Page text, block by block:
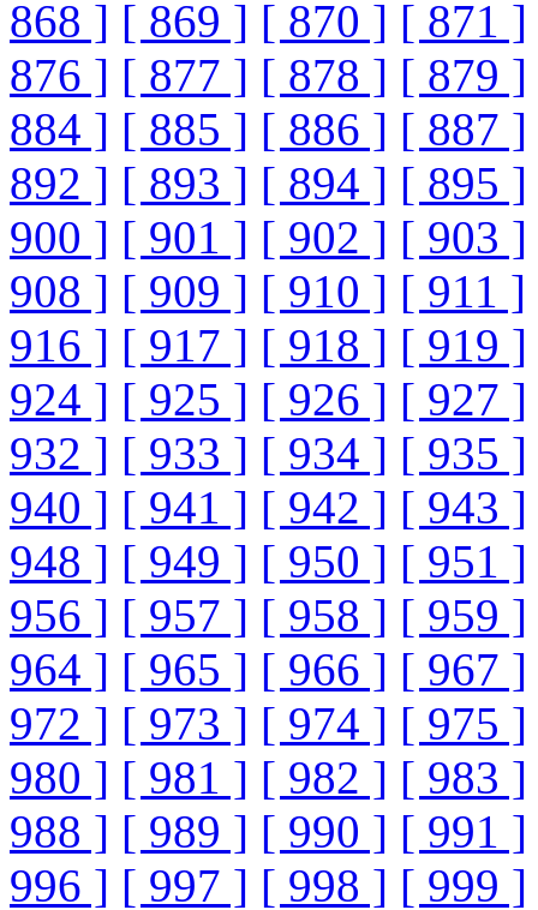
868 ] [ 869 ] [ 870 ] [ 871 ]
876 ] [ 877 ] [ 878 ] [ 879 ]
884 ] [ 885 ] [ 886 ] [ 887 ]
892 ] [ 893 ] [ 894 ] [ 895 ]
900 ] [ 901 ] [ 902 ] [ 903 ]
908 ] [ 909 ] [ 910 ] [ 911 ]
916 ] [ 917 ] [ 918 ] [ 919 ]
924 ] [ 925 ] [ 926 ] [ 927 ]
932 ] [ 933 ] [ 934 ] [ 935 ]
940 ] [ 941 ] [ 942 ] [ 943 ]
948 ] [ 949 ] [ 950 ] [ 951 ]
956 ] [ 957 ] [ 958 ] [ 959 ]
964 ] [ 965 ] [ 966 ] [ 967 ]
972 ] [ 973 ] [ 974 ] [ 975 ]
980 ] [ 981 ] [ 982 ] [ 983 ]
988 ] [ 989 ] [ 990 ] [ 991 ]
996 ] [ 997 ] [ 998 ] [ 999 ]